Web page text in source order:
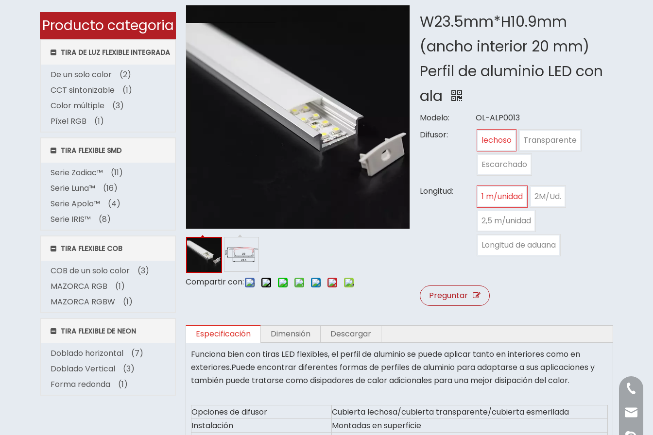
Producto categoria
TIRA DE LUZ FLEXIBLE INTEGRADA
De un solo color
(2)
CCT sintonizable
(1)
Color múltiple
(3)
Píxel RGB
(1)
TIRA FLEXIBLE SMD
Serie Zodiac™
(11)
Serie Luna™
(16)
Serie Apolo™
(4)
Serie IRIS™
(8)
TIRA FLEXIBLE COB
COB de un solo color
(3)
MAZORCA RGB
(1)
MAZORCA RGBW
(1)
TIRA FLEXIBLE DE NEON
Doblado horizontal
(7)
Doblado Vertical
(3)
Forma redonda
(1)
Compartir con:
W23.5mm*H10.9mm
(ancho interior 20 mm)
Perfil de aluminio LED con
ala
Modelo:
OL-ALP0013
Difusor:
lechoso Transparente
Escarchado
Longitud: 1 m/unidad 2M/Ud.
2,5 m/unidad
Longitud de aduana
Preguntar
Especificación Dimensión
Descargar
Funciona bien con tiras LED flexibles, el perfil de aluminio se puede aplicar tanto en interiores como en
exteriores.Puede encontrar diferentes formas de perfiles de aluminio para adaptarse a sus aplicaciones y
también puede tratarse como disipadores de calor adicionales para una mejor disipación del calor.
Opciones de difusor
Cubierta lechosa/cubierta transparente/cubierta esmerilada
Instalación
Montadas en superficie
+86 21